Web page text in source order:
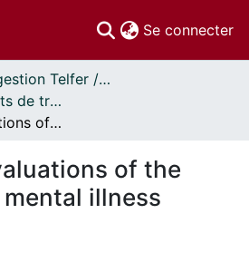
Se connecter
École de gestion Telfer // Telfer School of Management
Telfer - Documents de travail // Telfer - Working Papers
Economic evaluations of the treatment of mental illness
of the
illness